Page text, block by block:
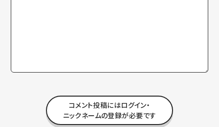
コメント投稿にはログイン・
ニックネームの登録が必要です